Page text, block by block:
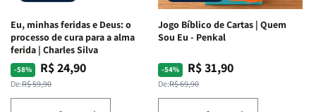
Espirituais
|
Estela
Espirituais
|
Eu, minhas feridas e Deus: o
processo de cura para a alma
ferida | Charles Silva
-58%
Preço
normal
De:R$ 59,90
Preço
promocional
R$ 24,90
Jogo Bíblico de Cartas | Quem
Sou Eu - Penkal
-54%
Preço
normal
De:R$ 69,90
Preço
promocional
R$ 31,90